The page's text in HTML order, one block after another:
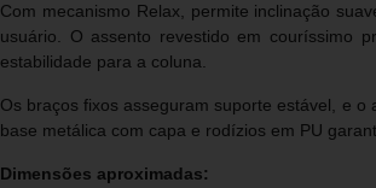
Com mecanismo Relax, permite inclinação
usuário. O assento revestido em couríssimo
estabilidade para a coluna.
Os braços fixos asseguram suporte estável, e
base metálica com capa e rodízios em PU
Dimensões aproximadas: